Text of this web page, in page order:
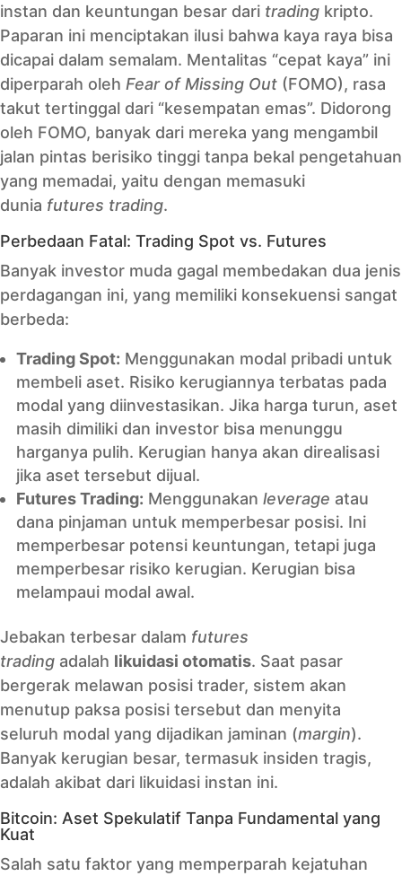
instan dan keuntungan besar dari trading kripto.
Paparan ini menciptakan ilusi bahwa kaya raya bisa
dicapai dalam semalam. Mentalitas “cepat kaya” ini
diperparah oleh Fear of Missing Out (FOMO), rasa
takut tertinggal dari “kesempatan emas”. Didorong
oleh FOMO, banyak dari mereka yang mengambil
jalan pintas berisiko tinggi tanpa bekal pengetahuan
yang memadai, yaitu dengan memasuki
dunia futures trading.
Perbedaan Fatal: Trading Spot vs. Futures
Banyak investor muda gagal membedakan dua jenis
perdagangan ini, yang memiliki konsekuensi sangat
berbeda:
Trading Spot: Menggunakan modal pribadi untuk
membeli aset. Risiko kerugiannya terbatas pada
modal yang diinvestasikan. Jika harga turun, aset
masih dimiliki dan investor bisa menunggu
harganya pulih. Kerugian hanya akan direalisasi
jika aset tersebut dijual.
Futures Trading: Menggunakan leverage atau
dana pinjaman untuk memperbesar posisi. Ini
memperbesar potensi keuntungan, tetapi juga
memperbesar risiko kerugian. Kerugian bisa
melampaui modal awal.
Jebakan terbesar dalam futures
trading adalah likuidasi otomatis. Saat pasar
bergerak melawan posisi trader, sistem akan
menutup paksa posisi tersebut dan menyita
seluruh modal yang dijadikan jaminan (margin).
Banyak kerugian besar, termasuk insiden tragis,
adalah akibat dari likuidasi instan ini.
Bitcoin: Aset Spekulatif Tanpa Fundamental yang
Kuat
Salah satu faktor yang memperparah kejatuhan